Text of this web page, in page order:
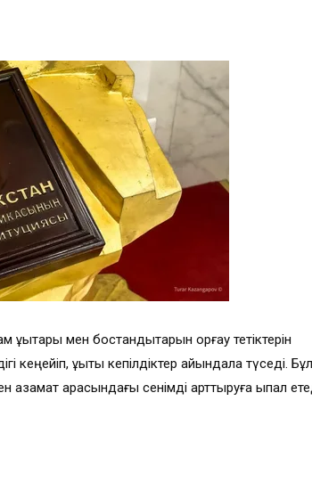
мен бостандықтарын қорғау тетіктерін
кеңейіп, құқықтық кепілдіктер айқындала түседі. Бұл
азамат арасындағы сенімді арттыруға ықпал